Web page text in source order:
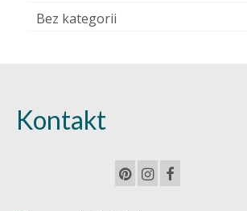
Bez kategorii
Kontakt